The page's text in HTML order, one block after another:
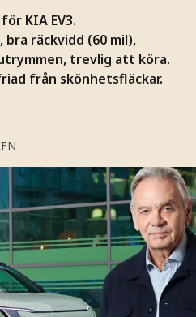
KIA EV3.
räckvidd (60 mil),
trevlig att köra.
från skönhetsfläckar.